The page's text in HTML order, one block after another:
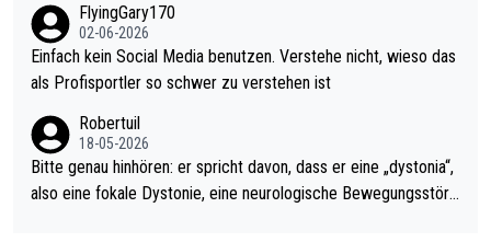
el hat.
s Leben in den Griff kriegen. Nur eins wundert mich: Luke Little
r war doch neulich erst derjenige, der über Social Media GvV p
rovoziert hat. Und Littlers Mutter schießt öfters mal gegen Ric
FlyingGary170
02-06-2026
Einfach kein Social Media benutzen. Verstehe nicht, wieso das
als Profisportler so schwer zu verstehen ist
Robertuil
18-05-2026
Bitte genau hinhören: er spricht davon, dass er eine „dystonia“,
also eine fokale Dystonie, eine neurologische Bewegungsstöru